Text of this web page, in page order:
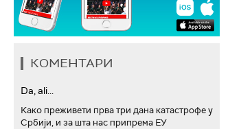
КОМЕНТАРИ
Da, ali...
Како преживети прва три дана катастрофе у
Србији, и за шта нас припрема ЕУ